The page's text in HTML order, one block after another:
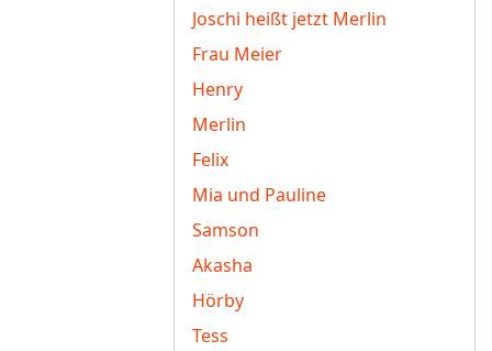
Joschi heißt jetzt Merlin
Frau Meier
Henry
Merlin
Felix
Mia und Pauline
Samson
Akasha
Hörby
Tess